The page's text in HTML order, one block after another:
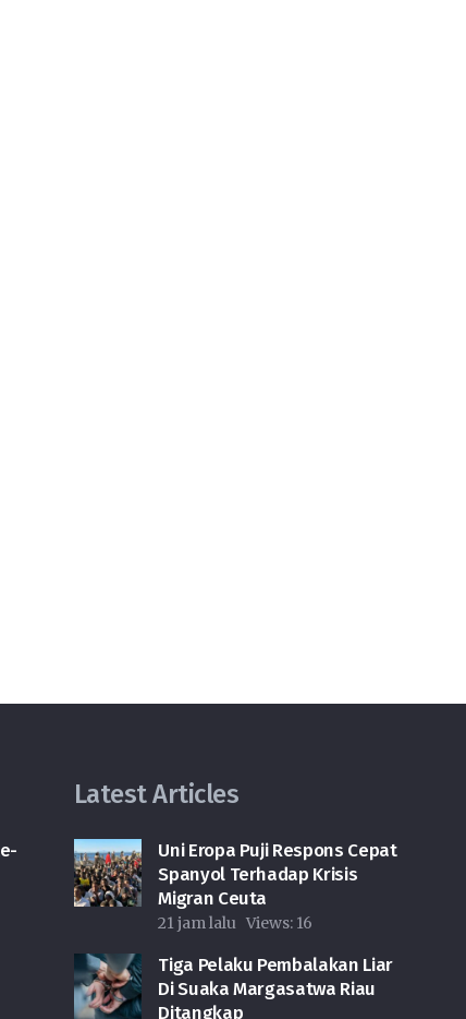
Latest Articles
Uni Eropa Puji Respons Cepat
Spanyol Terhadap Krisis
Migran Ceuta
21 jam lalu Views: 16
Tiga Pelaku Pembalakan Liar
Di Suaka Margasatwa Riau
Ditangkap